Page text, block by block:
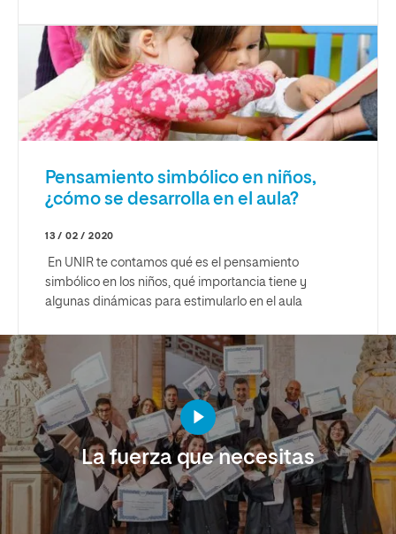
Pensamiento simbólico en niños,
¿cómo se desarrolla en el aula?
13 / 02 / 2020
En UNIR te contamos qué es el pensamiento
simbólico en los niños, qué importancia tiene y
algunas dinámicas para estimularlo en el aula
La fuerza que necesitas